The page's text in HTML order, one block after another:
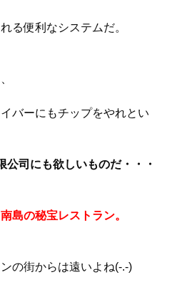
る便利なシステムだ。
バーにもチップをやれとい
司にも欲しいものだ・・・
島の秘宝レストラン。
の街からは遠いよね(-.-)